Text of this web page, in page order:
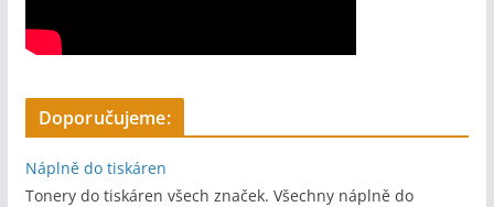
Doporučujeme:
Náplně do tiskáren
Tonery do tiskáren všech značek. Všechny náplně do